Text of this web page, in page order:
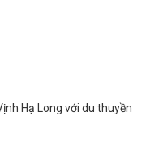
Hạ Long với du thuyền